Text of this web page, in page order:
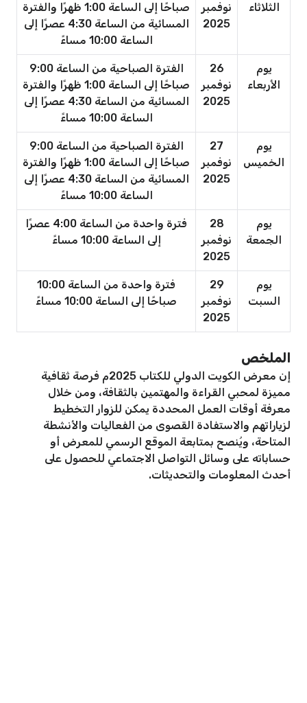
الثلاثاء
نوفمبر
2025
صباحًا إلى الساعة 1:00 ظهرًا والفترة
المسائية من الساعة 4:30 عصرًا إلى
الساعة 10:00 مساءً
يوم
الأربعاء
26
نوفمبر
2025
الفترة الصباحية من الساعة 9:00
صباحًا إلى الساعة 1:00 ظهرًا والفترة
المسائية من الساعة 4:30 عصرًا إلى
الساعة 10:00 مساءً
يوم
الخميس
27
نوفمبر
2025
الفترة الصباحية من الساعة 9:00
صباحًا إلى الساعة 1:00 ظهرًا والفترة
المسائية من الساعة 4:30 عصرًا إلى
الساعة 10:00 مساءً
يوم
الجمعة
28
نوفمبر
2025
فترة واحدة من الساعة 4:00 عصرًا
إلى الساعة 10:00 مساءً
يوم
السبت
29
نوفمبر
2025
فترة واحدة من الساعة 10:00
صباحًا إلى الساعة 10:00 مساءً
الملخص
إن معرض الكويت الدولي للكتاب 2025م فرصة ثقافية
مميزة لمحبي القراءة والمهتمين بالثقافة، ومن خلال
معرفة أوقات العمل المحددة يمكن للزوار التخطيط
لزياراتهم والاستفادة القصوى من الفعاليات والأنشطة
المتاحة، ويُنصح بمتابعة الموقع الرسمي للمعرض أو
حساباته على وسائل التواصل الاجتماعي للحصول على
أحدث المعلومات والتحديثات.